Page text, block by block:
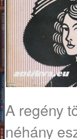
A regény
néhány